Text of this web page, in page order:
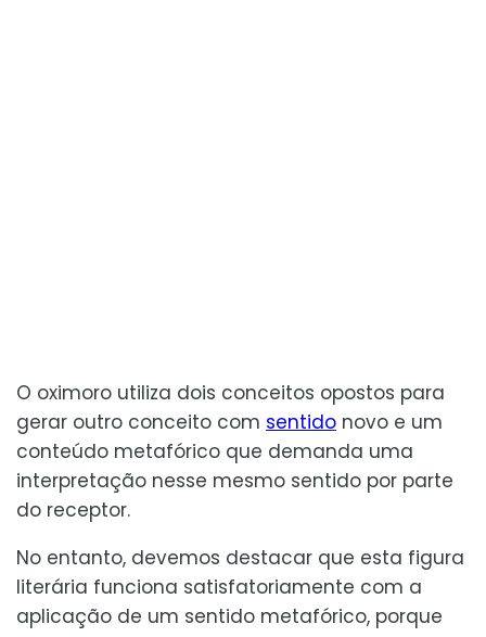
O oximoro utiliza dois conceitos opostos para
gerar outro conceito com sentido novo e um
conteúdo metafórico que demanda uma
interpretação nesse mesmo sentido por parte
do receptor.
No entanto, devemos destacar que esta figura
literária funciona satisfatoriamente com a
aplicação de um sentido metafórico, porque